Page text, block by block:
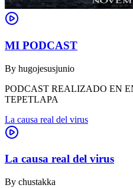
MI PODCAST
By hugojesusjunio
PODCAST REALIZADO EN
TEPETLAPA
La causa real del virus
La causa real del virus
By chustakka